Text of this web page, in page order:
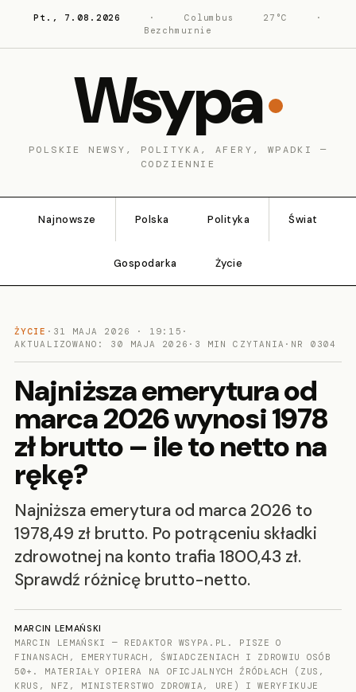
Pt., 7.08.2026 · Columbus 27°C
·
Bezchmurnie
Wsypa
POLSKIE NEWSY, POLITYKA, AFERY, WPADKI —
CODZIENNIE
Najnowsze Polska Polityka Świat
Gospodarka Życie
ŻYCIE · 31 MAJA 2026 · 19:15 ·
AKTUALIZOWANO: 30 MAJA 2026 · 3 MIN CZYTANIA · NR 0304
Najniższa emerytura od
marca 2026 wynosi 1978
zł brutto – ile to netto na
rękę?
Najniższa emerytura od marca 2026 to
1978,49 zł brutto. Po potrąceniu składki
zdrowotnej na konto trafia 1800,43 zł.
Sprawdź różnicę brutto-netto.
MARCIN LEMAŃSKI
MARCIN LEMAŃSKI — REDAKTOR WSYPA.PL. PISZE O
FINANSACH, EMERYTURACH, ŚWIADCZENIACH I ZDROWIU OSÓB
50+. MATERIAŁY OPIERA NA OFICJALNYCH ŹRÓDŁACH (ZUS,
KRUS, NFZ, MINISTERSTWO ZDROWIA, URE) I WERYFIKUJE